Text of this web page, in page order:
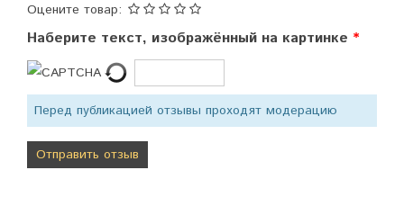
Оцените товар:
Наберите текст, изображённый на картинке
Перед публикацией отзывы проходят модерацию